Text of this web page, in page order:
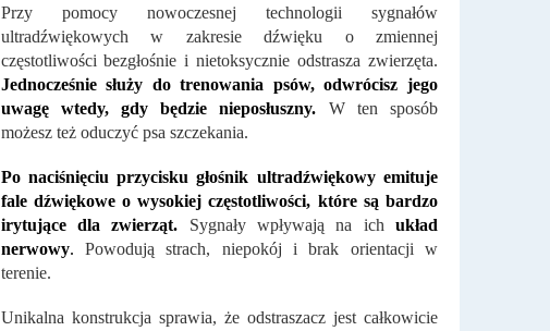
Przy pomocy nowoczesnej technologii sygnałów
ultradźwiękowych w zakresie dźwięku o zmiennej
częstotliwości bezgłośnie i nietoksycznie odstrasza zwierzęta.
Jednocześnie służy do trenowania psów, odwrócisz jego
uwagę wtedy, gdy będzie nieposłuszny. W ten sposób
możesz też oduczyć psa szczekania.
Po naciśnięciu przycisku głośnik ultradźwiękowy emituje
fale dźwiękowe o wysokiej częstotliwości, które są bardzo
irytujące dla zwierząt. Sygnały wpływają na ichukład
nerwowy. Powodują strach, niepokój i brak orientacji w
terenie.
Unikalna konstrukcja sprawia, że ​​odstraszacz jest całkowicie